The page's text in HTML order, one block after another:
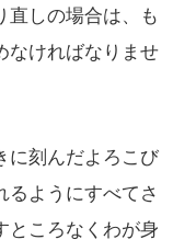
直しの場合は、も
なければなりませ
に刻んだよろこび
るようにすべてさ
ところなくわが身